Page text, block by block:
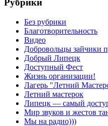
Рубрики
Без рубрики
Благотворительность
Видео
Добровольцы зайчики
Добрый Липецк
Доступный Фест
Жизнь организации!
Лагерь "Летний
Летний мастерок
Липецк — самый
Мир звуков и жестов
Мы на радио)))